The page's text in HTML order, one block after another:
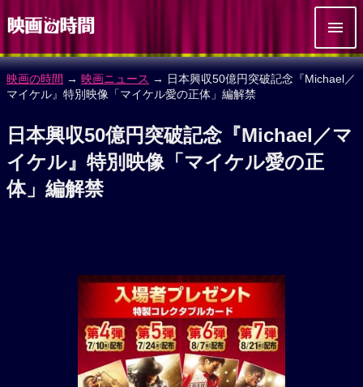
映画の時間 → 映画ニュース → 日本興収50億円突破記念『Michael／
マイケル』特別映像「マイケル愛の正体」編解禁
日本興収50億円突破記念『Michael／マ
イケル』特別映像「マイケル愛の正
体」編解禁